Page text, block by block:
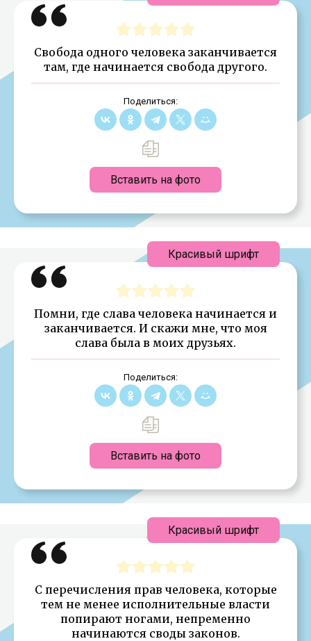
Свобода одного человека заканчивается
там, где начинается свобода другого.
Поделиться:
Вставить на фото
Помни, где слава человека начинается и
заканчивается. И скажи мне, что моя
слава была в моих друзьях.
Поделиться:
Вставить на фото
Красивый шрифт
С перечисления прав человека, которые
тем не менее исполнительные власти
попирают ногами, непременно
начинаются своды законов.
Красивый шрифт